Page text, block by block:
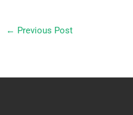
← Previous Post